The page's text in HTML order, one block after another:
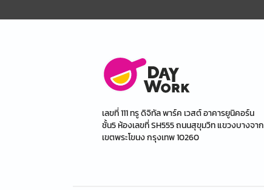
เลขที่ 111 ทรู ดิจิทัล พาร์ค เวสต์ อาคารยูนิคอร์น
ชั้น5 ห้องเลขที่ SH555 ถนนสุขุมวิท แขวงบางจาก
เขตพระโขนง กรุงเทพ 10260